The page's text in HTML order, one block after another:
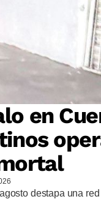
en
destapa una